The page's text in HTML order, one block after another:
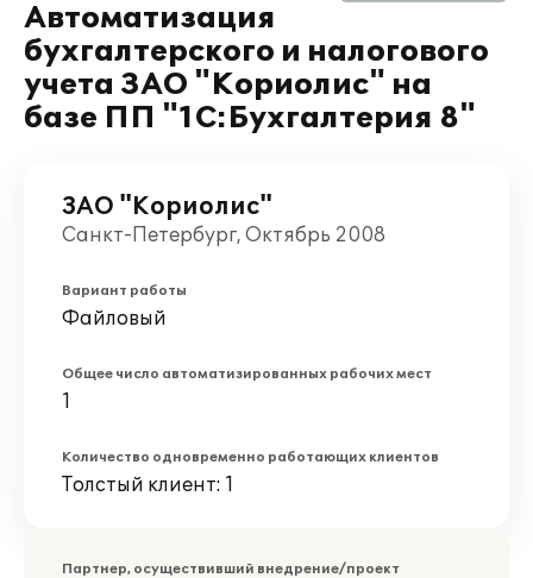
Автоматизация
бухгалтерского и налогового
учета ЗАО "Кориолис" на
базе ПП "1С:Бухгалтерия 8"
ЗАО "Кориолис"
Санкт-Петербург, Октябрь 2008
Вариант работы
Файловый
Общее число автоматизированных рабочих мест
1
Количество одновременно работающих клиентов
Толстый клиент: 1
Партнер, осуществивший внедрение/проект